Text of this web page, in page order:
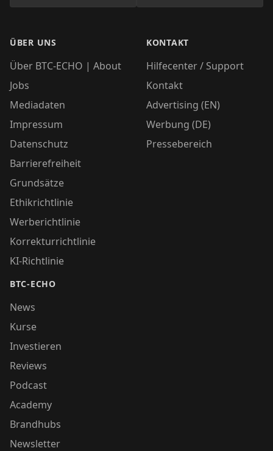
ÜBER UNS
Über BTC-ECHO | About
Jobs
Mediadaten
Impressum
Datenschutz
Barrierefreiheit
Grundsätze
Ethikrichtlinie
Werberichtlinie
Korrekturrichtlinie
KI-Richtlinie
BTC-ECHO
News
Kurse
Investieren
Reviews
Podcast
Academy
Brandhubs
Newsletter
KONTAKT
Hilfecenter / Support
Kontakt
Advertising (EN)
Werbung (DE)
Pressebereich